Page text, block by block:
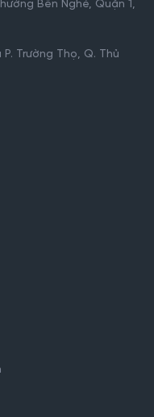
Bến Nghé, Quận 1,
Trường Thọ, Q. Thủ